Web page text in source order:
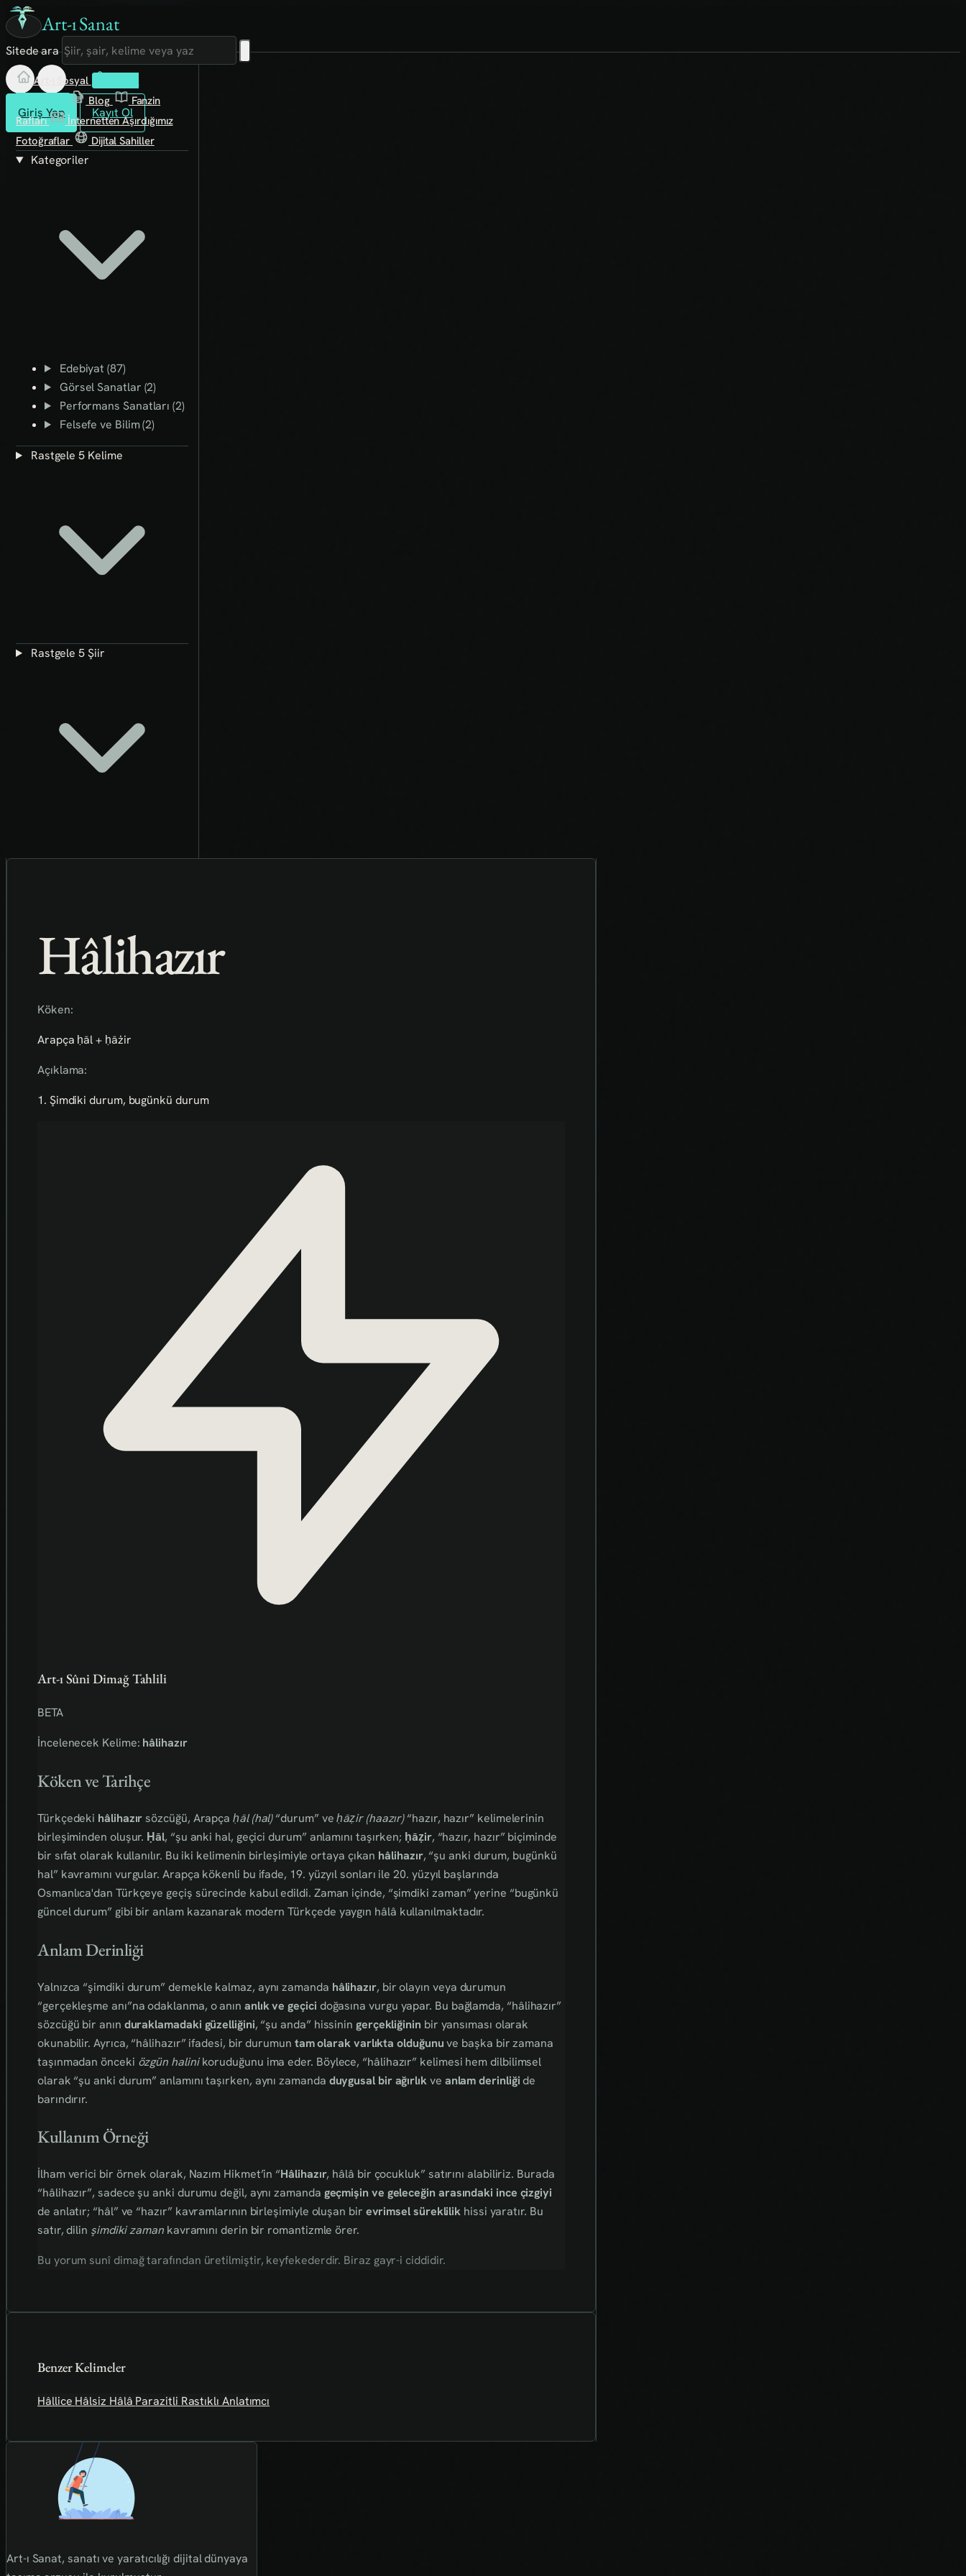
Art-ı Sanat
Sitede ara
Giriş Yap Kayıt Ol
Art-ı Sosyal
Blog
Fanzin
Rafları
İnternetten Aşırdığımız
Fotoğraflar
Dijital Sahiller
Kategoriler
Edebiyat (87)
Görsel Sanatlar (2)
Performans Sanatları (2)
Felsefe ve Bilim (2)
Rastgele 5 Kelime
Rastgele 5 Şiir
Hâlihazır
Köken:
Arapça ḥāl + ḥāżir
Açıklama:
1. Şimdiki durum, bugünkü durum
Art-ı Sûni Dimağ Tahlili
BETA
İncelenecek Kelime: hâlihazır
Köken ve Tarihçe
Türkçedeki hâlihazırsözcüğü, Arapçaḥāl (hal)“durum” veḥāẓir (haazır)“hazır, hazır” kelimelerinin
birleşiminden oluşur. Ḥāl, “şu anki hal, geçici durum” anlamını taşırken; ḥāẓir, “hazır, hazır” biçiminde
bir sıfat olarak kullanılır. Bu iki kelimenin birleşimiyle ortaya çıkan hâlihazır, “şu anki durum, bugünkü
hal” kavramını vurgular. Arapça kökenli bu ifade, 19. yüzyıl sonları ile 20. yüzyıl başlarında
Osmanlıca'dan Türkçeye geçiş sürecinde kabul edildi. Zaman içinde, “şimdiki zaman” yerine “bugünkü
güncel durum” gibi bir anlam kazanarak modern Türkçede yaygın hâlâ kullanılmaktadır.
Anlam Derinliği
Yalnızca “şimdiki durum” demekle kalmaz, aynı zamanda hâlihazır, bir olayın veya durumun
“gerçekleşme anı”na odaklanma, o anın anlık ve geçici doğasına vurgu yapar. Bu bağlamda, “hâlihazır”
sözcüğü bir anın duraklamadaki güzelliğini, “şu anda” hissinin gerçekliğinin bir yansıması olarak
okunabilir. Ayrıca, “hâlihazır” ifadesi, bir durumun tam olarak varlıkta olduğunuve başka bir zamana
taşınmadan önceki özgün halinikoruduğunu ima eder. Böylece, “hâlihazır” kelimesi hem dilbilimsel
olarak “şu anki durum” anlamını taşırken, aynı zamanda duygusal bir ağırlıkve anlam derinliğide
barındırır.
Kullanım Örneği
İlham verici bir örnek olarak, Nazım Hikmet’in “Hâlihazır, hâlâ bir çocukluk” satırını alabiliriz. Burada
“hâlihazır”, sadece şu anki durumu değil, aynı zamanda geçmişin ve geleceğin arasındaki ince çizgiyi
de anlatır; “hâl” ve “hazır” kavramlarının birleşimiyle oluşan bir evrimsel süreklilik hissi yaratır. Bu
satır, dilin şimdiki zamankavramını derin bir romantizmle örer.
Bu yorum sunî dimağ tarafından üretilmiştir, keyfekederdir. Biraz gayr-i ciddidir.
Benzer Kelimeler
Hâllice Hâlsiz Hâlâ Parazitli Rastıklı Anlatımcı
Art-ı Sanat, sanatı ve yaratıcılığı dijital dünyaya